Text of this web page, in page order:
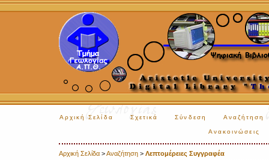
Αρχική Σελίδα Σχετικά Σύνδεση Αναζήτηση
Ανακοινώσεις
Αρχική Σελίδα >Αναζήτηση > Λεπτομέρειες Συγγραφέα